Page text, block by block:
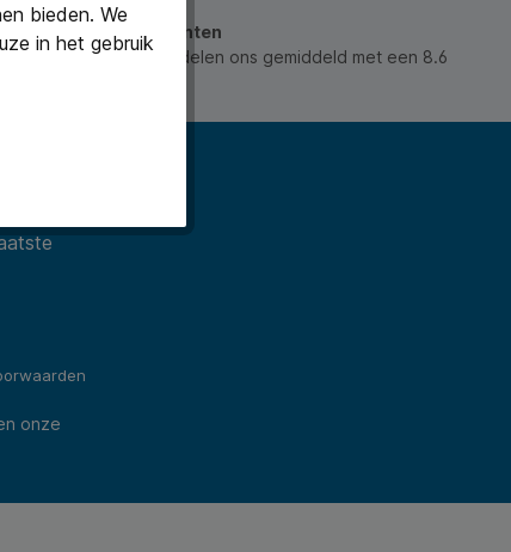
door onze klanten
ons en beoordelen ons gemiddeld met een 8.6
onze
bieden. We
in het gebruik